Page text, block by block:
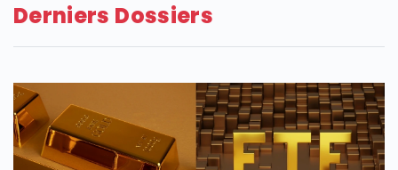
Derniers Dossiers